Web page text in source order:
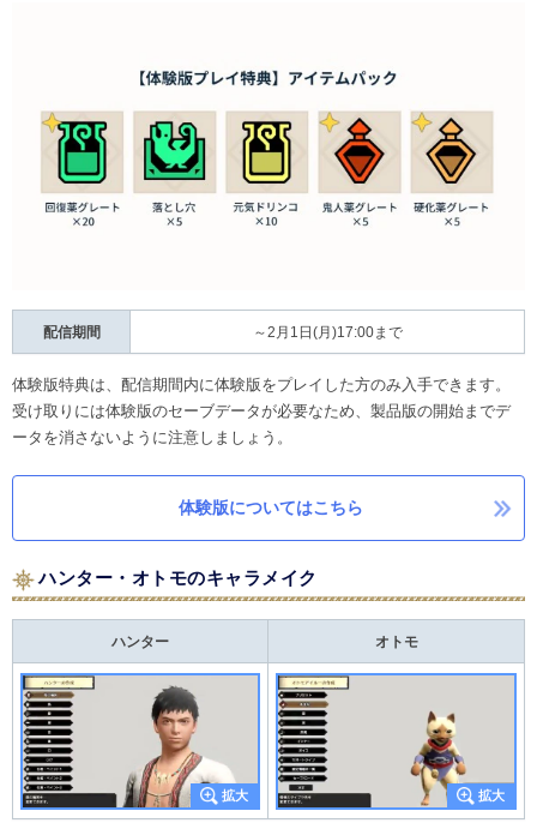
配信期間 ～2月1日(月)17:00まで
体験版特典は、配信期間内に体験版をプレイした方のみ入手できます。
受け取りには体験版のセーブデータが必要なため、製品版の開始までデ
ータを消さないように注意しましょう。
体験版についてはこちら
ハンター・オトモのキャラメイク
ハンター オトモ